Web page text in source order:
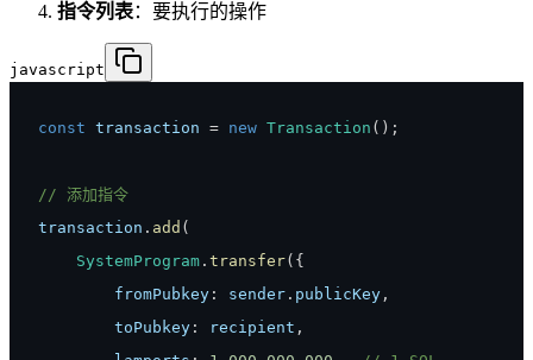
指令列表：要执行的操作
javascript
const transaction = new Transaction ( ) ;
// 添加指令
transaction . add (
SystemProgram . transfer( {
fromPubkey : sender . publicKey ,
toPubkey : recipient ,